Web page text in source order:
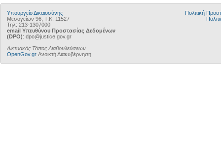
Υπουργείο Δικαιοσύνης
Μεσογείων 96, Τ.Κ. 11527
Τηλ: 213-1307000
email Υπευθύνου Προστασίας Δεδομένων
(DPO): dpo@justice.gov.gr
Δικτυακός Τόπος Διαβουλεύσεων
OpenGov.gr Ανοικτή Διακυβέρνηση
Πολιτική